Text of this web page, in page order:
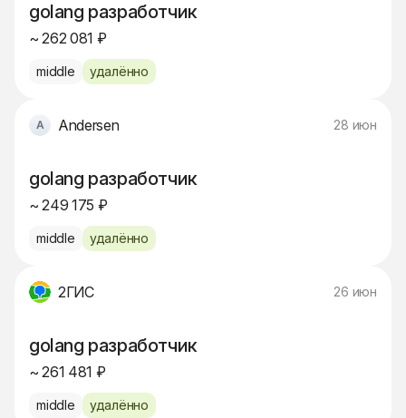
golang разработчик
~ 262 081 ₽
middle удалённо
Andersen 28 июн
golang разработчик
~ 249 175 ₽
middle удалённо
2ГИС 26 июн
golang разработчик
~ 261 481 ₽
middle удалённо